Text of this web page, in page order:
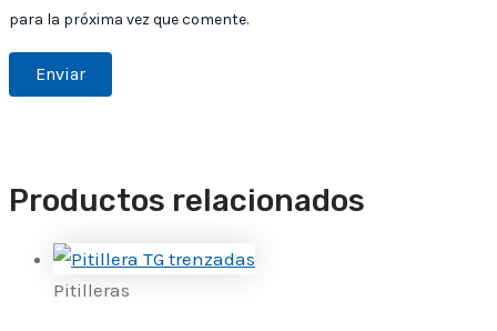
para la próxima vez que comente.
Productos relacionados
Pitilleras